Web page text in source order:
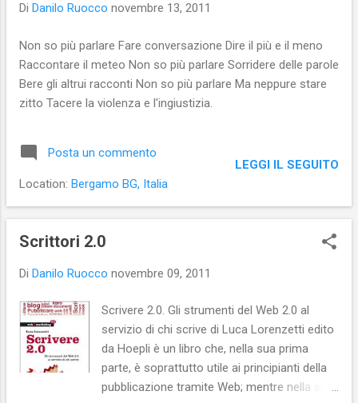
la possibilità, così come posso vedere in differita i punti
a mio avviso, insensata, ovvero, priva di reale necessità.
Meglio sarebbe limitare i post a pochi fatti importanti.
Di Danilo Ruocco novembre 13, 2011
Non so più parlare Fare conversazione Dire il più e il meno
Raccontare il meteo Non so più parlare Sorridere delle parole
Bere gli altrui racconti Non so più parlare Ma neppure stare
zitto Tacere la violenza e l'ingiustizia.
Posta un commento
Location: Bergamo BG, Italia
LEGGI IL SEGUITO
Scrittori 2.0
Di Danilo Ruocco novembre 09, 2011
Scrivere 2.0. Gli strumenti del Web 2.0 al
servizio di chi scrive di Luca Lorenzetti edito
da Hoepli è un libro che, nella sua prima
parte, è soprattutto utile ai principianti della
pubblicazione tramite Web; mentre nella sua